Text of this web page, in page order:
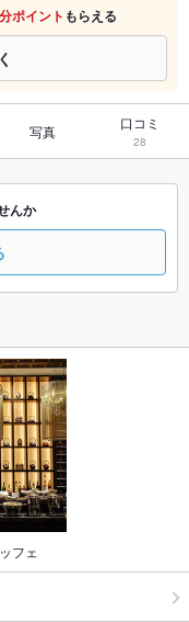
ポイント もらえる
写真 口コミ
28
んか
フェ